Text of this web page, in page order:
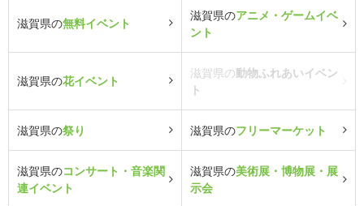
滋賀県の無料イベント
滋賀県のアニメ・ゲームイベ
ント
滋賀県の花イベント
滋賀県の動物ふれあいイベン
ト
滋賀県の祭り 滋賀県のフリーマーケット
滋賀県のコンサート・音楽関
連イベント
滋賀県の美術展・博物展・展
示会